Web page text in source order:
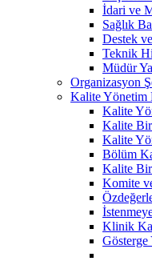
İdari ve
Sağlık
Destek
Teknik
Müdür
Organizasyon
Kalite Yönetim
Kalite
Kalite
Kalite
Bölüm
Kalite
Komite
Klinik